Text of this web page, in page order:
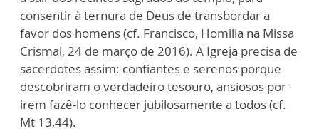
consentir à ternura de Deus de transbordar a
favor dos homens (cf. Francisco, Homilia na Missa
Crismal, 24 de março de 2016). A Igreja precisa de
sacerdotes assim: confiantes e serenos porque
descobriram o verdadeiro tesouro, ansiosos por
irem fazê-lo conhecer jubilosamente a todos (cf.
Mt 13,44).